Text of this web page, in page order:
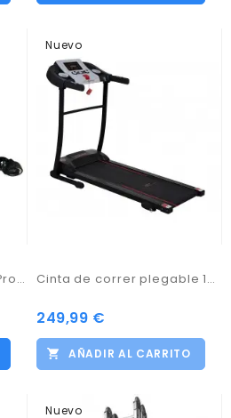
Carro eléctrico de golf Pro Kaddy Modelo D3 GTX Blanco con batería 33amp
Nuevo
Cinta de correr plegable 1250W Bluetooth y dos altavoces 12 programas.
249,99 €
AÑADIR AL CARRITO
Nuevo